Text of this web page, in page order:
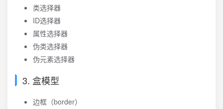
类选择器
ID选择器
属性选择器
伪类选择器
伪元素选择器
3. 盒模型
边框（border）